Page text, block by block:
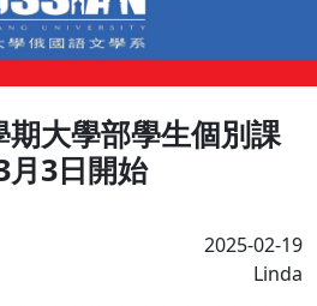
大學部學生個別課
月3日開始
2025-02-19
Linda